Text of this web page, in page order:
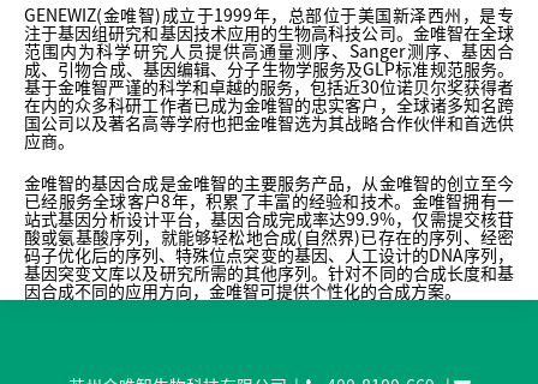
GENEWIZ(金唯智)成立于1999年，总部位于美国新泽西州，是专
注于基因组研究和基因技术应用的生物高科技公司。金唯智在全球
范围内为科学研究人员提供高通量测序、Sanger测序、基因合
成、引物合成、基因编辑、分子生物学服务及GLP标准规范服务。
基于金唯智严谨的科学和卓越的服务，包括近30位诺贝尔奖获得者
在内的众多科研工作者已成为金唯智的忠实客户，全球诸多知名跨
国公司以及著名高等学府也把金唯智选为其战略合作伙伴和首选供
应商。
金唯智的基因合成是金唯智的主要服务产品，从金唯智的创立至今
已经服务全球客户8年，积累了丰富的经验和技术。金唯智拥有一
站式基因分析设计平台，基因合成完成率达99.9%，仅需提交核苷
酸或氨基酸序列，就能够轻松地合成(自然界)已存在的序列、经密
码子优化后的序列、特殊位点突变的基因、人工设计的DNA序列，
基因突变文库以及研究所需的其他序列。针对不同的合成长度和基
因合成不同的应用方向，金唯智可提供个性化的合成方案。